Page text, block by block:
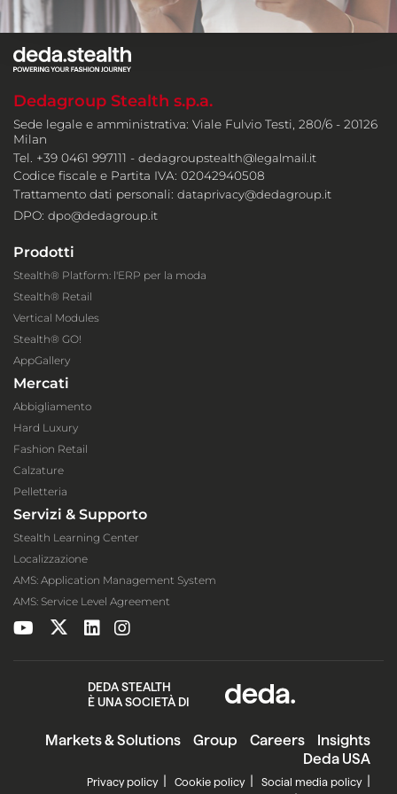
Dedagroup Stealth s.p.a.
Sede legale e amministrativa: Viale Fulvio Testi, 280/6 - 20126
Milan
Tel. +39 0461 997111 - dedagroupstealth@legalmail.it
Codice fiscale e Partita IVA: 02042940508
Trattamento dati personali: dataprivacy@dedagroup.it
DPO: dpo@dedagroup.it
Prodotti
Stealth® Platform: l'ERP per la moda
Stealth® Retail
Vertical Modules
Stealth® GO!
AppGallery
Mercati
Abbigliamento
Hard Luxury
Fashion Retail
Calzature
Pelletteria
Servizi & Supporto
Stealth Learning Center
Localizzazione
AMS: Application Management System
AMS: Service Level Agreement
DEDA STEALTH
È UNA SOCIETÀ DI
Markets & Solutions Group Careers
Insights
Deda USA
Privacy policy Cookie policy Social media policy